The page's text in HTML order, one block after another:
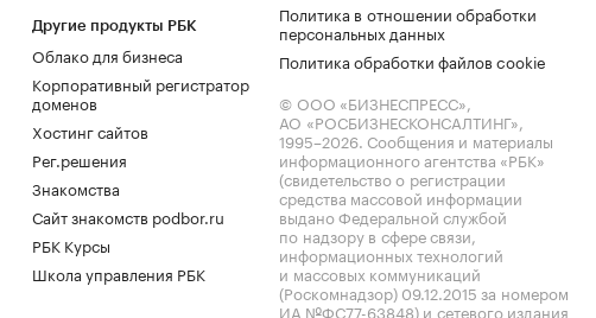
Другие продукты РБК
Облако для бизнеса
Корпоративный регистратор
доменов
Хостинг сайтов
Рег.решения
Знакомства
Сайт знакомств podbor.ru
РБК Курсы
Школа управления РБК
Политика в отношении обработки
персональных данных
Политика обработки файлов cookie
© ООО «БИЗНЕСПРЕСС»,
АО «РОСБИЗНЕСКОНСАЛТИНГ»,
1995–2026. Сообщения и материалы
информационного агентства «РБК»
(свидетельство о регистрации
средства массовой информации
выдано Федеральной службой
по надзору в сфере связи,
информационных технологий
и массовых коммуникаций
(Роскомнадзор) 09.12.2015 за номером
ИА №ФС77-63848) и сетевого издания